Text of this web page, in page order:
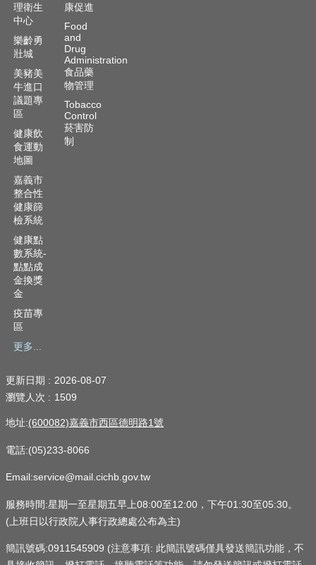
策
隱
私
政
策
資
料
開
放
宣
告
理衛生
中心
樂齡勇
壯城
美豬美
牛進口
議題專
區
健康飲
食運動
地圖
嘉義市
整合性
健康篩
檢系統
健康點
數系統-
點點成
金換獎
金
疫苗專
區
更多...
康促進
Food
and
Drug
Administration
食品藥
物管理
Tobacco
Control
菸害防
制
更新日期
2026-08-07
瀏覽人次
1509
地址:(600082)嘉義市西區德明路1號
電話:(05)233-8066
Email:service@mail.cichb.gov.tw
服務時間:星期一至星期五早上08:00至12:00，下午01:30至05:30。
(上班日以行政院人事行政總處公布為主)
簡訊號碼:0911545909 (注意事項: 此簡訊號碼僅具發送簡訊功能，不